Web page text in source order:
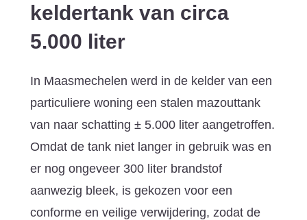
keldertank van circa
5.000 liter
In Maasmechelen werd in de kelder van een
particuliere woning een stalen mazouttank
van naar schatting ± 5.000 liter aangetroffen.
Omdat de tank niet langer in gebruik was en
er nog ongeveer 300 liter brandstof
aanwezig bleek, is gekozen voor een
conforme en veilige verwijdering, zodat de